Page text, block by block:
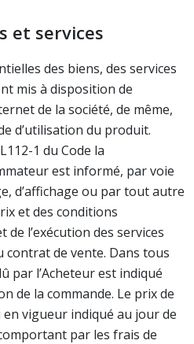
et services
des biens, des services
mis à disposition de
de la société, de même,
d’utilisation du produit.
1 du Code la
est informé, par voie
d’affichage ou par tout autre
et des conditions
l’exécution des services
de vente. Dans tous
par l’Acheteur est indiqué
de la commande. Le prix de
vigueur indiqué au jour de
par les frais de